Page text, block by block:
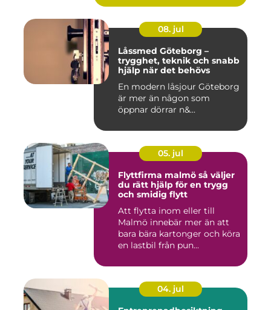
08. jul
Låssmed Göteborg –
trygghet, teknik och snabb
hjälp när det behövs
En modern låsjour Göteborg
är mer än någon som
öppnar dörrar n&...
05. jul
Flyttfirma malmö så väljer
du rätt hjälp för en trygg
och smidig flytt
Att flytta inom eller till
Malmö innebär mer än att
bara bära kartonger och köra
en lastbil från pun...
04. jul